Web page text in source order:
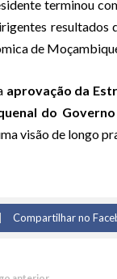
terminou
resultados
de
aprovação da
do Governo
visão de longo
Compartilhar no